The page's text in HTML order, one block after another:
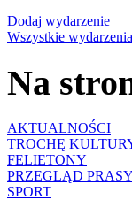
Dodaj wydarzenie
Wszystkie wydarzenia
Na
AKTUALNOŚCI
TROCHĘ
FELIETONY
PRZEGLĄD PRASY
SPORT